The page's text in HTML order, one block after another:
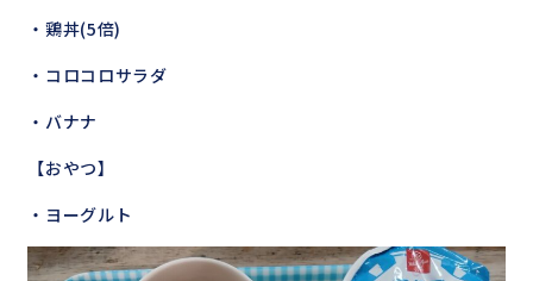
・鶏丼(5倍)
・コロコロサラダ
・バナナ
【おやつ】
・ヨーグルト